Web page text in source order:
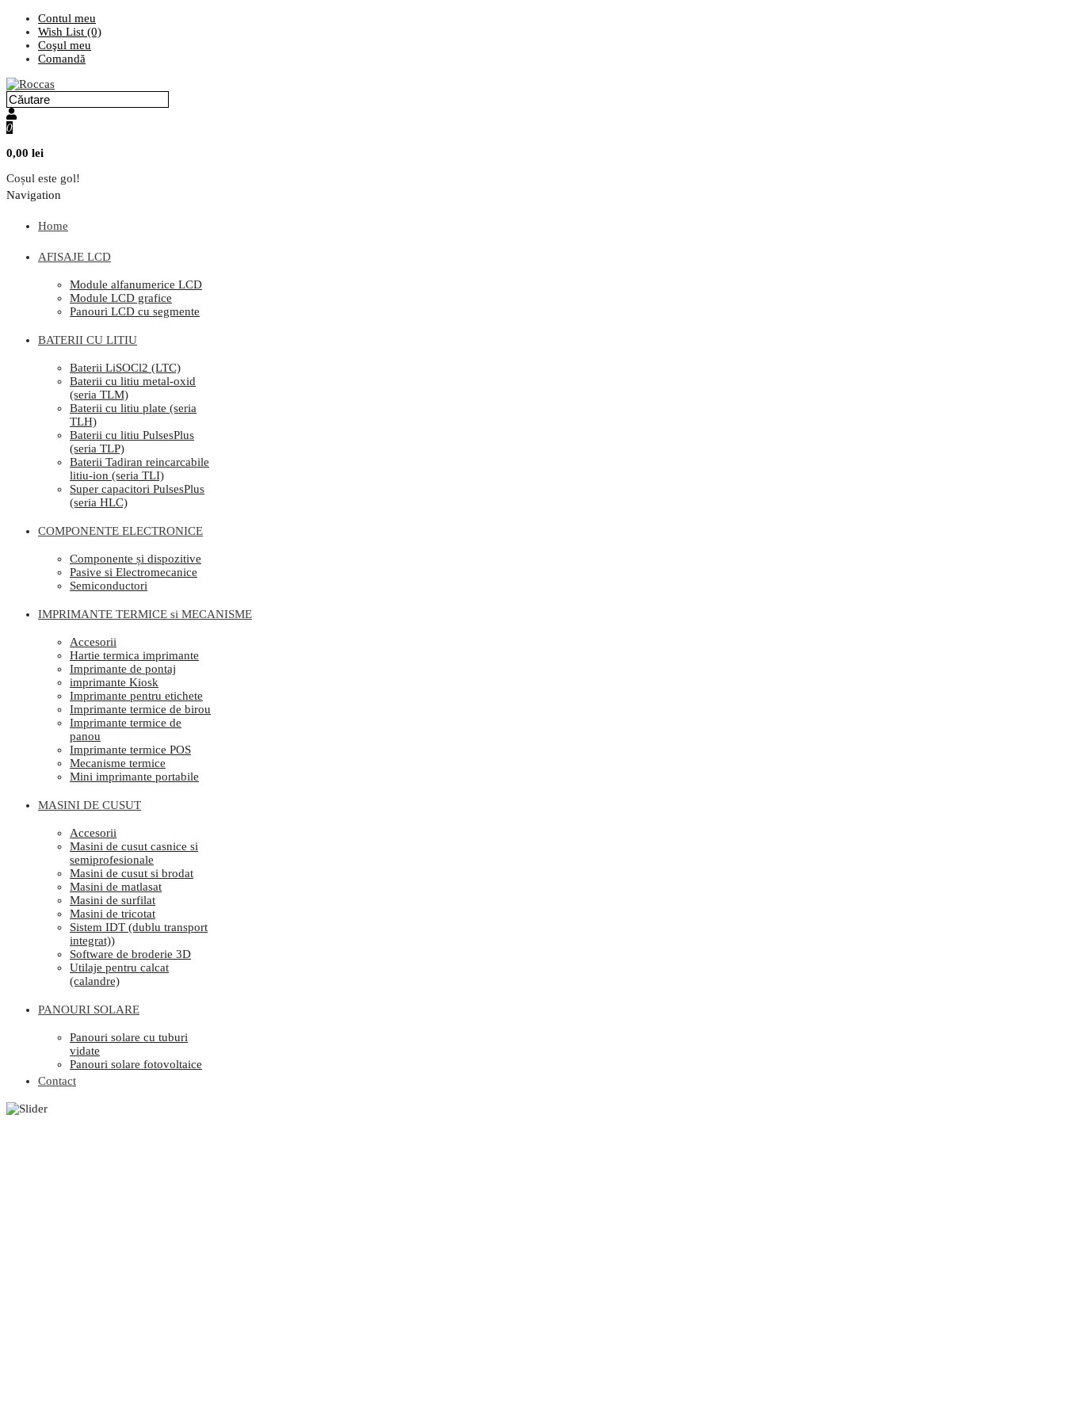
Contul meu
Wish List (0)
Coşul meu
Comandă
0
0,00 lei
Coșul este gol!
Navigation
Home
AFISAJE LCD
Module alfanumerice LCD
Module LCD grafice
Panouri LCD cu segmente
BATERII CU LITIU
Baterii LiSOCl2 (LTC)
Baterii cu litiu metal-oxid
(seria TLM)
Baterii cu litiu plate (seria
TLH)
Baterii cu litiu PulsesPlus
(seria TLP)
Baterii Tadiran reincarcabile
litiu-ion (seria TLI)
Super capacitori PulsesPlus
(seria HLC)
COMPONENTE ELECTRONICE
Componente și dispozitive
Pasive si Electromecanice
Semiconductori
IMPRIMANTE TERMICE si MECANISME
Accesorii
Hartie termica imprimante
Imprimante de pontaj
imprimante Kiosk
Imprimante pentru etichete
Imprimante termice de birou
Imprimante termice de
panou
Imprimante termice POS
Mecanisme termice
Mini imprimante portabile
MASINI DE CUSUT
Accesorii
Masini de cusut casnice si
semiprofesionale
Masini de cusut si brodat
Masini de matlasat
Masini de surfilat
Masini de tricotat
Sistem IDT (dublu transport
integrat))
Software de broderie 3D
Utilaje pentru calcat
(calandre)
PANOURI SOLARE
Panouri solare cu tuburi
vidate
Panouri solare fotovoltaice
Contact